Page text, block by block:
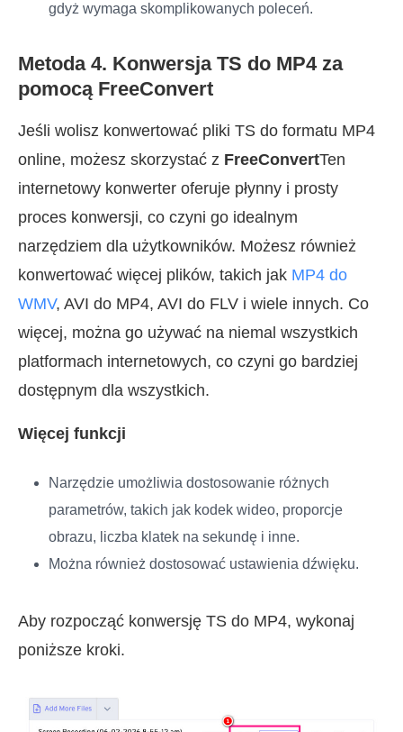
gdyż wymaga skomplikowanych poleceń.
Metoda 4. Konwersja TS do MP4 za
pomocą FreeConvert
Jeśli wolisz konwertować pliki TS do formatu MP4
online, możesz skorzystać z FreeConvertTen
internetowy konwerter oferuje płynny i prosty
proces konwersji, co czyni go idealnym
narzędziem dla użytkowników. Możesz również
konwertować więcej plików, takich jak MP4 do
WMV, AVI do MP4, AVI do FLV i wiele innych. Co
więcej, można go używać na niemal wszystkich
platformach internetowych, co czyni go bardziej
dostępnym dla wszystkich.
Więcej funkcji
Narzędzie umożliwia dostosowanie różnych
parametrów, takich jak kodek wideo, proporcje
obrazu, liczba klatek na sekundę i inne.
Można również dostosować ustawienia dźwięku.
Aby rozpocząć konwersję TS do MP4, wykonaj
poniższe kroki.